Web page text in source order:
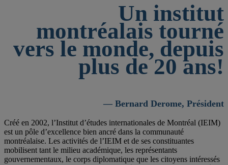
Un institut
montréalais tourné
vers le monde, depuis
plus de 20 ans!
— Bernard Derome, Président
Créé en 2002, l’Institut d’études internationales de Montréal (IEIM)
est un pôle d’excellence bien ancré dans la communauté
montréalaise. Les activités de l’IEIM et de ses constituantes
mobilisent tant le milieu académique, les représentants
gouvernementaux, le corps diplomatique que les citoyens intéressés